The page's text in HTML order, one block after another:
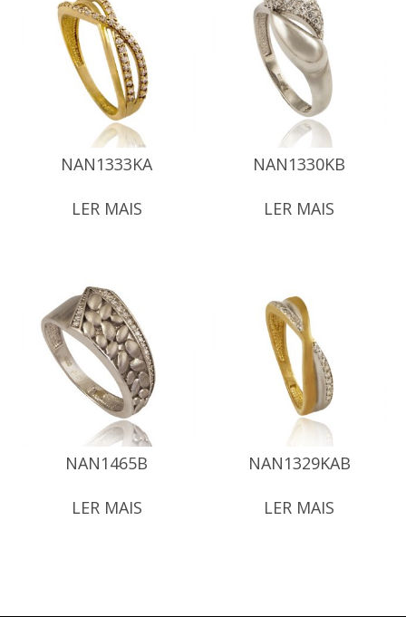
NAN1333KA
LER MAIS
NAN1330KB
LER MAIS
NAN1465B
LER MAIS
NAN1329KAB
LER MAIS